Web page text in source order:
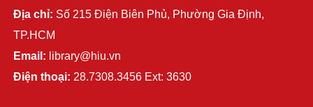
Địa chỉ: Số 215 Điện Biên Phủ, Phường Gia Định,
TP.HCM
Email: library@hiu.vn
Điện thoại: 28.7308.3456 Ext: 3630